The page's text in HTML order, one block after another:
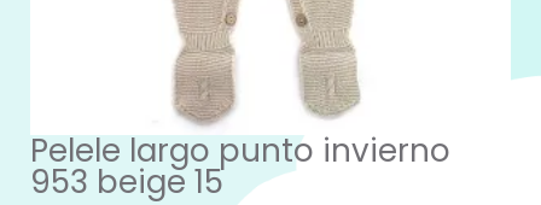
Pelele largo punto invierno
953 beige 15